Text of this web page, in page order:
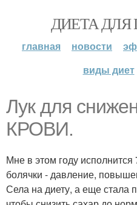
ДИЕТА ДЛЯ
главная новости
виды диет
Лук для
КРОВИ.
Мне в этом году исполнится
болячки - давление,
Села на диету, а еще стала